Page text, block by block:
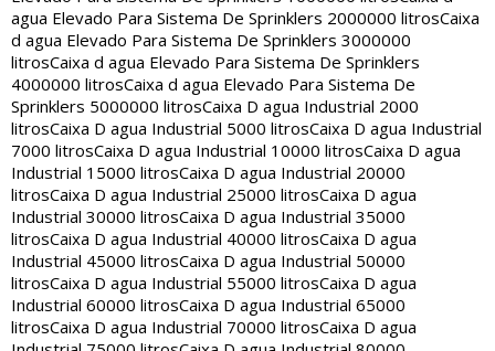
agua Elevado Para Sistema De Sprinklers 2000000 litrosCaixa
d agua Elevado Para Sistema De Sprinklers 3000000
litrosCaixa d agua Elevado Para Sistema De Sprinklers
4000000 litrosCaixa d agua Elevado Para Sistema De
Sprinklers 5000000 litrosCaixa D agua Industrial 2000
litrosCaixa D agua Industrial 5000 litrosCaixa D agua Industrial
7000 litrosCaixa D agua Industrial 10000 litrosCaixa D agua
Industrial 15000 litrosCaixa D agua Industrial 20000
litrosCaixa D agua Industrial 25000 litrosCaixa D agua
Industrial 30000 litrosCaixa D agua Industrial 35000
litrosCaixa D agua Industrial 40000 litrosCaixa D agua
Industrial 45000 litrosCaixa D agua Industrial 50000
litrosCaixa D agua Industrial 55000 litrosCaixa D agua
Industrial 60000 litrosCaixa D agua Industrial 65000
litrosCaixa D agua Industrial 70000 litrosCaixa D agua